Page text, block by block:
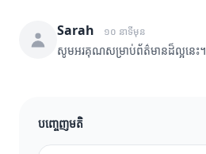
Sarah ១០ នាទីមុន
សូមអរគុណសម្រាប់ព័ត៌មានដ៏ល្អនេះ។
បញ្ចេញមតិ